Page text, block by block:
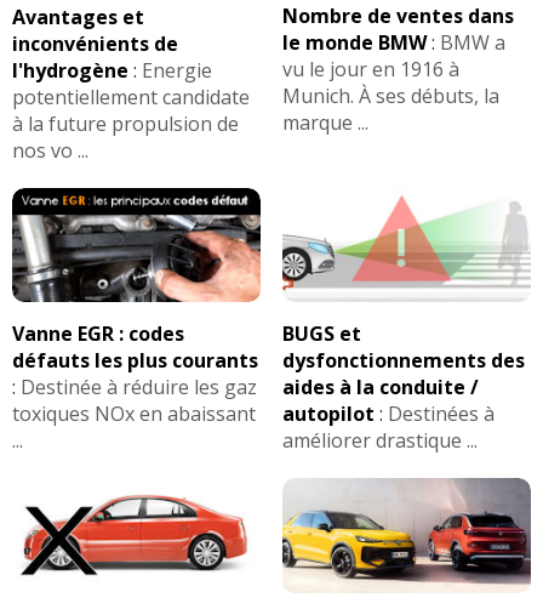
Avantages et
inconvénients de
l'hydrogène : Energie
potentiellement candidate
à la future propulsion de
nos vo ...
Nombre de ventes dans
le monde BMW: BMW a
vu le jour en 1916 à
Munich. À ses débuts, la
marque ...
Vanne EGR : codes
défauts les plus courants
: Destinée à réduire les gaz
toxiques NOx en abaissant
...
BUGS et
dysfonctionnements des
aides à la conduite /
autopilot : Destinées à
améliorer drastique ...